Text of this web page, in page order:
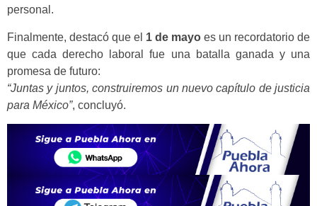
personal.
Finalmente, destacó que el 1 de mayo es un recordatorio de
que cada derecho laboral fue una batalla ganada y una
promesa de futuro:
“Juntas y juntos, construiremos un nuevo capítulo de justicia
para México”, concluyó.